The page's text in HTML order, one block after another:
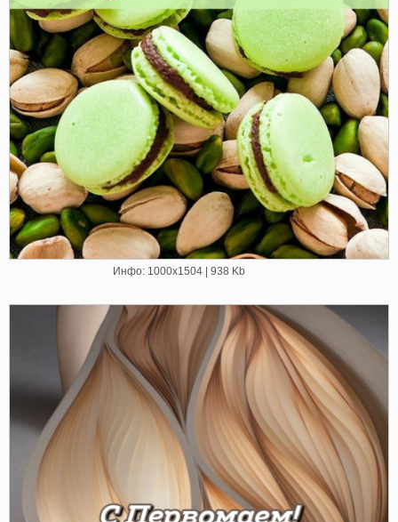
Инфо: 1000х1504 | 938 Kb